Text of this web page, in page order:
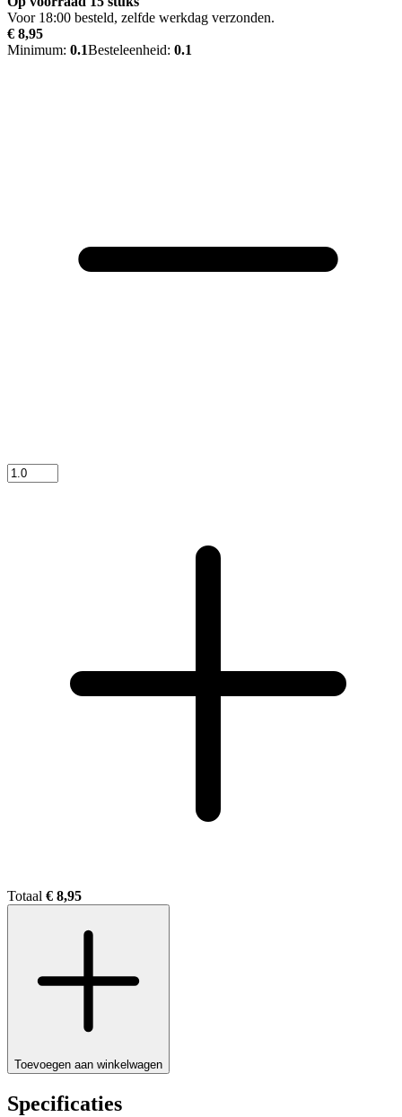
Voor 18:00 besteld, zelfde werkdag verzonden.
€ 8,95
Minimum: 0.1Besteleenheid: 0.1
Totaal € 8,95
Toevoegen aan winkelwagen
Specificaties